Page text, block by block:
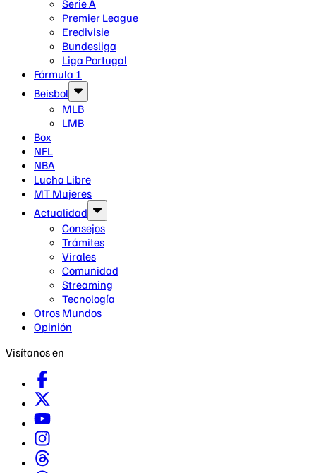
Serie A
Premier League
Eredivisie
Bundesliga
Liga Portugal
Fórmula 1
Beisbol
MLB
LMB
Box
NFL
NBA
Lucha Libre
MT Mujeres
Actualidad
Consejos
Trámites
Virales
Comunidad
Streaming
Tecnología
Otros Mundos
Opinión
Visítanos en